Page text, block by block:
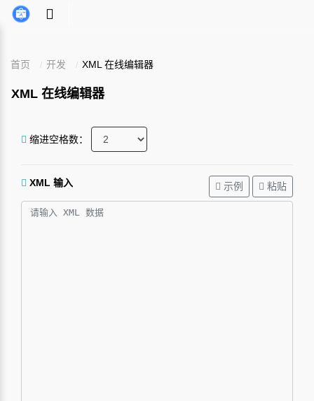
首页 开发 XML 在线编辑器
XML 在线编辑器
缩进空格数：
XML 输入 示例 粘贴